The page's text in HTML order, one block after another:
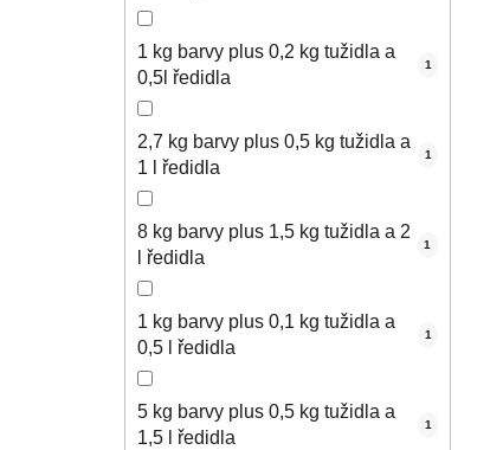
1 kg barvy plus 0,2 kg tužidla a
0,5l ředidla
1
2,7 kg barvy plus 0,5 kg tužidla a
1 l ředidla
1
8 kg barvy plus 1,5 kg tužidla a 2
l ředidla
1
1 kg barvy plus 0,1 kg tužidla a
0,5 l ředidla
1
5 kg barvy plus 0,5 kg tužidla a
1,5 l ředidla
1